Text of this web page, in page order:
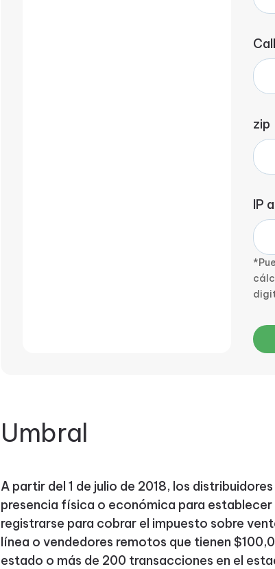
zip
IP
Umbral
A partir del 1 de julio de 2018, los
presencia física o económica para establecer
registrarse para cobrar el impuesto sobre
línea o vendedores remotos que tienen
estado o más de 200 transacciones en el